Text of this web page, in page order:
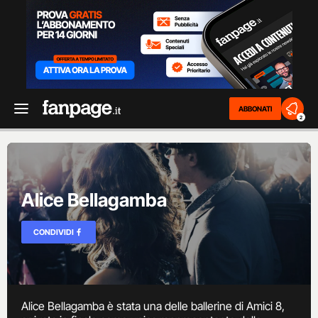
ABBONATI
2
Alice Bellagamba
CONDIVIDI
Alice Bellagamba è stata una delle ballerine di Amici 8,